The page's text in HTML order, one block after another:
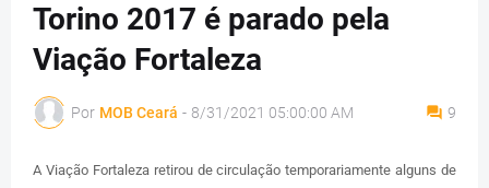
Torino 2017 é parado pela
Viação Fortaleza
Por MOB Ceará - 8/31/2021 05:00:00 AM 9
A Viação Fortaleza retirou de circulação temporariamente alguns de